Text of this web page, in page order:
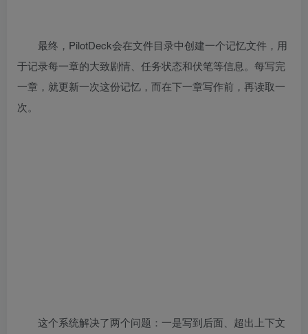
最终，PilotDeck会在文件目录中创建一个记忆文件，用
于记录每一章的大致剧情、任务状态和伏笔等信息。每写完
一章，就更新一次这份记忆，而在下一章写作前，再读取一
次。
这个系统解决了两个问题：一是写到后面、超出上下文